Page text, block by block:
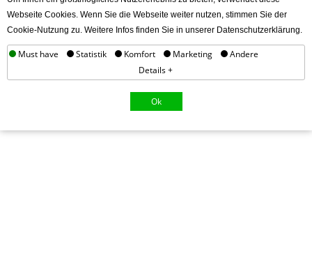
Webseite Cookies. Wenn Sie die Webseite weiter nutzen, stimmen Sie der
Cookie-Nutzung zu. Weitere Infos finden Sie in unserer Datenschutzerklärung.
Must have Statistik Komfort Marketing
Andere
Details +
Ok